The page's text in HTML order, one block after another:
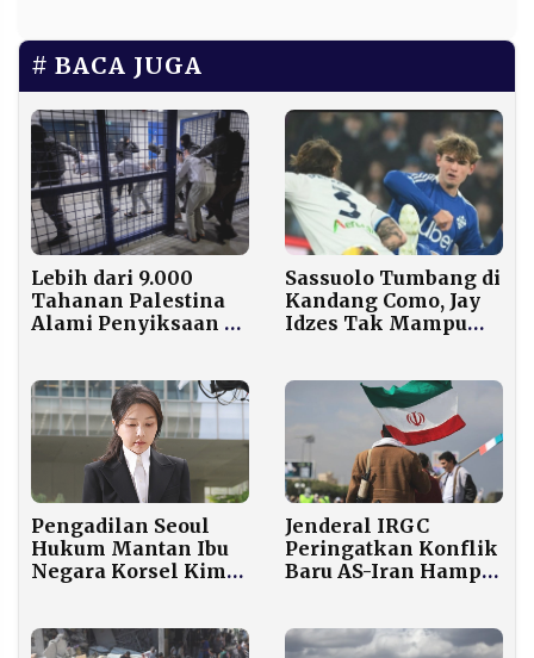
BACA JUGA
Lebih dari 9.000
Tahanan Palestina
Alami Penyiksaan di
Sassuolo Tumbang di
Kandang Como, Jay
Idzes Tak Mampu
Pengadilan Seoul
Hukum Mantan Ibu
Negara Korsel Kim
Korupsi
Jenderal IRGC
Peringatkan Konflik
Baru AS-Iran Hampir
Buntu